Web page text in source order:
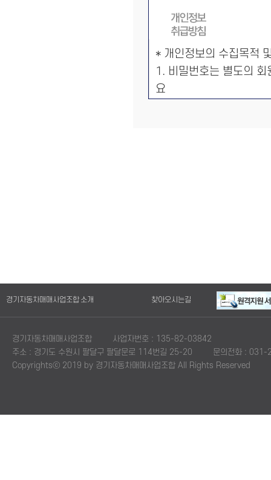
* 개인정보의 수집목적
1. 비밀번호는 별도의
요
경기자동차매매사업조합 소개 찾아오시는길
경기자동차매매사업조합
사업자번호 : 135-82-03842
주소 : 경기도 수원시 팔달구 팔달문로 114번길 25-20
문의전화 :
Copyrightsⓒ 2019 by 경기자동차매매사업조합 All Rights Reserved